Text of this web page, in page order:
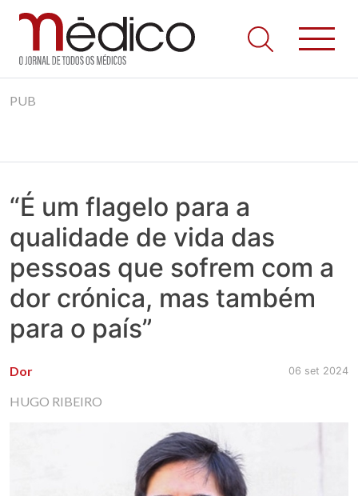
to
Jornal Médico
Médico – O Jornal de Todos os Médicos. Onde as notícias
realmente contam! Tudo o que se passa na Saúde!
PUB
“É um flagelo para a
qualidade de vida das
pessoas que sofrem com a
dor crónica, mas também
para o país”
Dor 06 set 2024
HUGO RIBEIRO